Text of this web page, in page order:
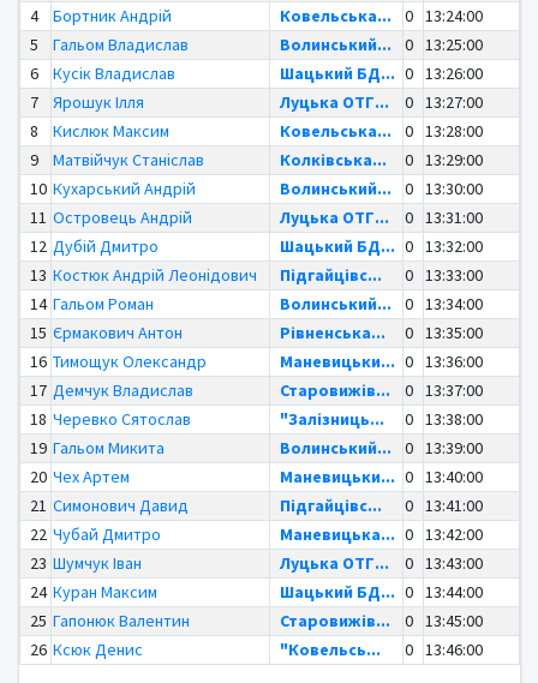
4
Бортник Андрій Ковельська... 0 13:24:00
5
Гальом Владислав Волинський... 0 13:25:00
6
Кусік Владислав Шацький БД... 0 13:26:00
7
Ярошук Ілля Луцька ОТГ... 0 13:27:00
8
Кислюк Максим Ковельська... 0 13:28:00
9
Матвійчук Станіслав Колківська... 0 13:29:00
10 Кухарський Андрій Волинський... 0 13:30:00
11 Островець Андрій Луцька ОТГ... 0 13:31:00
12 Дубій Дмитро Шацький БД... 0 13:32:00
13 Костюк Андрій Леонідович Підгайцівс... 0 13:33:00
14 Гальом Роман Волинський... 0 13:34:00
15 Єрмакович Антон Рівненська... 0 13:35:00
16 Тимощук Олександр Маневицьки... 0 13:36:00
17 Демчук Владислав Старовижів... 0 13:37:00
18 Черевко Сятослав "Залізниць... 0 13:38:00
19 Гальом Микита Волинський... 0 13:39:00
20 Чех Артем Маневицьки... 0 13:40:00
21 Симонович Давид Підгайцівс... 0 13:41:00
22 Чубай Дмитро Маневицька... 0 13:42:00
23 Шумчук Іван Луцька ОТГ... 0 13:43:00
24 Куран Максим Шацький БД... 0 13:44:00
25 Гапонюк Валентин Старовижів... 0 13:45:00
26 Ксюк Денис "Ковельсь... 0 13:46:00